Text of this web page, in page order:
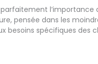
l’importance
pensée dans les
besoins spécifiques des